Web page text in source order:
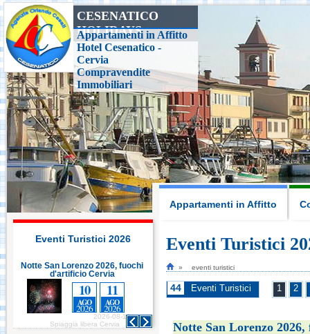
CESENATICO
HOLIDAYS
Appartamenti in Affitto
Hotel Cesenatico -
Cervia
Compravendite
Immobiliari
Appartamenti in Affitto
Eventi Turistici 2026
San Lorenzo 2026, fuochi
d'artificio Cervia
10
AGO
2026
11
AGO
2026
2026-08-10
Spiaggia libera Cervia
Notte San Lorenzo 2026, fuochi
d'artificio Cervia
10 11
Spiaggia libera Cervia
Casa delle Farfalle,
Milano Marittima
Adriatic Golf Club
Cervia - Milano
Marittima
Mirabilandia Ravenna
Aquafan Riccione
Parco Oltremare -
Fiabilandia Rimini
Italia in Miniatura -
Rimini
Eventi Turistici
eventi turistici
44 Eventi Turistici 1 2
Notte San Lorenzo